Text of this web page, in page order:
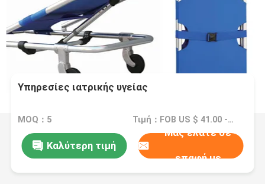
Υπηρεσίες ιατρικής υγείας
MOQ：5 Τιμή：FOB US $ 41.00 - $ 40.00/ pcs
Καλύτερη τιμή
Μας ελάτε σε
επαφή με